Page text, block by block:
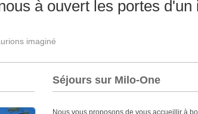
à ouvert les portes d'un
imaginé
Séjours sur Milo-One
Nous vous proposons de vous accueillir à